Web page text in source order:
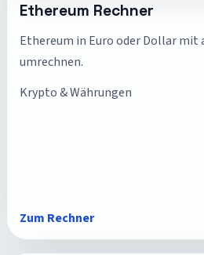
Ethereum Rechner
Ethereum in Euro oder Dollar mit
umrechnen.
Krypto & Währungen
Zum Rechner